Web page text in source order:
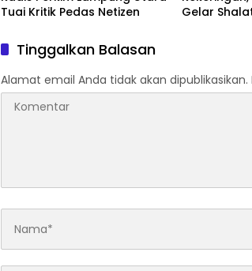
Tuai Kritik Pedas Netizen
Gelar
Tinggalkan Balasan
Alamat email Anda tidak akan dipublikasikan.